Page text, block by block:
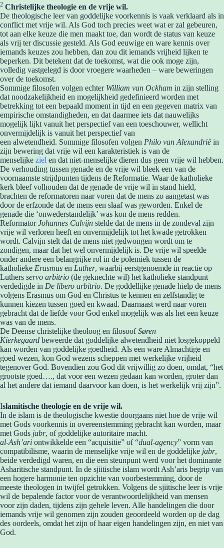
2 Christelijke theologie en de vrije wil.
De theologische leer van goddelijke voorkennis is vaak verklaard als in
conflict met vrije wil. Als God toch precies weet wat er zal gebeuren,
tot aan elke keuze die men maakt toe, dan wordt de status van keuze
als vrij ter discussie gesteld. Als God eeuwige en ware kennis over
iemands keuzes zou hebben, dan zou dit iemands vrijheid lijken te
beperken. Dit betekent dat de toekomst, wat die ook moge zijn,
volledig vastgelegd is door vroegere waarheden – ware beweringen
over de toekomst.
Sommige filosofen volgen echter William van Ockham in zijn stelling
dat noodzakelijkheid en mogelijkheid gedefinieerd worden met
betrekking tot een bepaald moment in tijd en een gegeven matrix van
empirische omstandigheden, en dat daarmee iets dat nauwelijks
mogelijk lijkt vanuit het perspectief van een toeschouwer, wellicht
onvermijdelijk is vanuit het perspectief van
een alwetendheid. Sommige filosofen volgen Philo van Alexandrië in
zijn bewering dat vrije wil een karakteristiek is van de
menselijke ziel en dat niet-menselijke dieren dus geen vrije wil hebben.
De verhouding tussen genade en de vrije wil bleek een van de
voornaamste strijdpunten tijdens de Reformatie. Waar de katholieke
kerk bleef volhouden dat de genade de vrije wil in stand hield,
brachten de reformatoren naar voren dat de mens zo aangetast was
door de erfzonde dat de mens een slaaf was geworden. Enkel de
genade die ‘onwederstandelijk’ was kon de mens redden.
ReformatorJohannes Calvijn stelde dat de mens in de zondeval zijn
vrije wil verloren heeft en onvermijdelijk tot het kwade getrokken
wordt. Calvijn stelt dat de mens niet gedwongen wordt om te
zondigen, maar dat het wel onvermijdelijk is. De vrije wil speelde
onder andere een belangrijke rol in de polemiek tussen de
katholieke Erasmus en Luther, waarbij eerstgenoemde in reactie op
Luthers servo arbitrio (de geknechte wil) het katholieke standpunt
verdedigde in De libero arbitrio. De goddellijke genade hielp de mens
volgens Erasmus om God en Christus te kennen en zelfstandig te
kunnen kiezen tussen goed en kwaad. Daarnaast werd naar voren
gebracht dat de liefde voor God enkel mogelijk was als het een keuze
was van de mens.
De Deense christelijke theoloog en filosoofSøren
Kierkegaard beweerde dat goddelijke alwetendheid niet losgekoppeld
kan worden van goddelijke goedheid. Als een ware Almachtige en
goed wezen, kon God wezens scheppen met werkelijke vrijheid
tegenover God. Bovendien zou God dit vrijwillig zo doen, omdat, “het
grootste goed…., dat voor een wezen gedaan kan worden, groter dan
al het andere dat iemand daarvoor kan doen, is het werkelijk vrij zijn”.
Islamitische theologie en de vrije wil.
In de islam is de theologische kwestie doorgaans niet hoe de vrije wil
met Gods voorkennis in overeenstemming gebracht kan worden, maar
met Gods jabr, of goddelijke autoritaire macht.
al-Ash’ari ontwikkelde een “acquisitie” of “dual-agency” vorm van
compatibilisme, waarin de menselijke vrije wil en de goddelijke jabr,
beide verdedigd waren, en die een steunpunt werd voor het dominante
Asharitische standpunt. In de sjiitische islam wordt Ash’aris begrip van
een hogere harmonie ten opzichte van voorbestemming, door de
meeste theologen in twijfel getrokken. Volgens de sjiitische leer is vrije
wil de bepalende factor voor de verantwoordelijkheid van mensen
voor zijn daden, tijdens zijn gehele leven. Alle handelingen die door
iemands vrije wil genomen zijn zouden geoordeeld worden op de dag
des oordeels, omdat het zijn of haar eigen handelingen zijn, en niet van
God.